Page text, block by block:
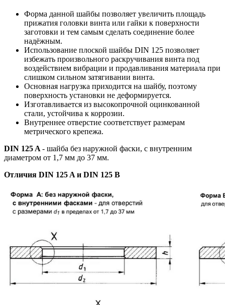
Форма данной шайбы позволяет увеличить площадь
прижатия головки винта или гайки к поверхности
заготовки и тем самым сделать соединение более
надёжным.
Использование плоской шайбы DIN 125 позволяет
избежать произвольного раскручивания винта под
воздействием вибрации и продавливания материала при
слишком сильном затягивании винта.
Основная нагрузка приходится на шайбу, поэтому
поверхность установки не деформируется.
Изготавливается из высокопрочной оцинкованной
стали, устойчива к коррозии.
Внутреннее отверстие соответствует размерам
метрического крепежа.
DIN 125 A - шайба без наружной фаски, с внутренним
диаметром от 1,7 мм до 37 мм.
Отличия DIN 125 A и DIN 125 B